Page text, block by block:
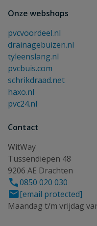
Onze webshops
pvcvoordeel.nl
drainagebuizen.nl
tyleenslang.nl
pvcbuis.com
schrikdraad.net
haxo.nl
pvc24.nl
Contact
WitWay
Tussendiepen 48
9206 AE Drachten
0850 020 030
[email protected]
Maandag t/m vrijdag